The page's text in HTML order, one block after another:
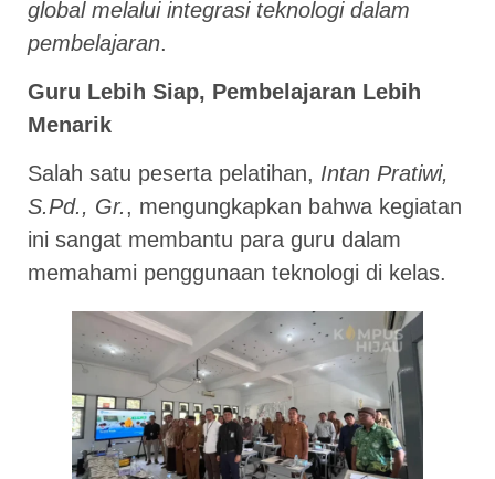
global melalui integrasi teknologi dalam
pembelajaran.
Guru Lebih Siap, Pembelajaran Lebih
Menarik
Salah satu peserta pelatihan, Intan Pratiwi,
S.Pd., Gr., mengungkapkan bahwa kegiatan
ini sangat membantu para guru dalam
memahami penggunaan teknologi di kelas.